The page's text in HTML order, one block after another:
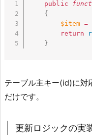
public
{
$item =
return
}
テーブル主キー(id)に対
だけです。
更新ロジックの実